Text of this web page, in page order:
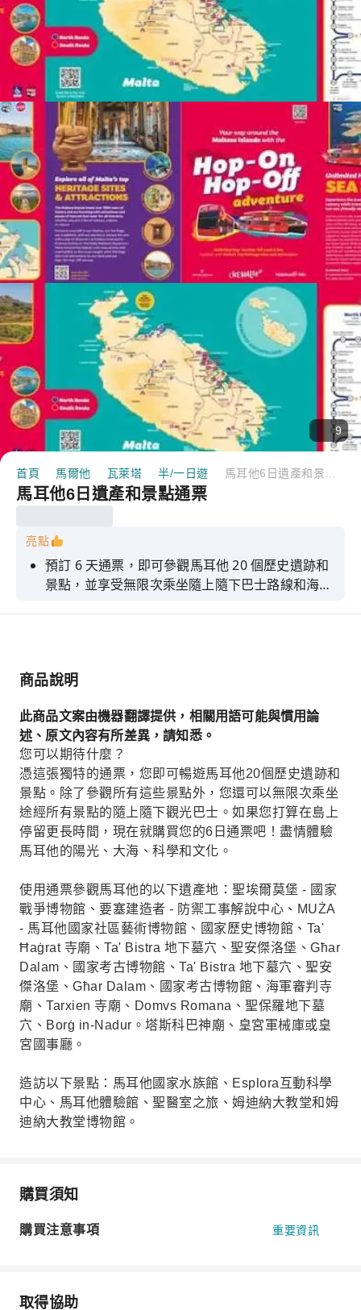
9
首頁 馬爾他 瓦萊塔 半/一日遊
馬耳他6日遺產和景點通票
亮點
預訂 6 天通票，即可參觀馬耳他 20 個歷史遺跡和
景點，並享受無限次乘坐隨上隨下巴士路線和海港
商品說明
此商品文案由機器翻譯提供，相關用語可能與慣用論
述、原文內容有所差異，請知悉。
您可以期待什麼？
憑這張獨特的通票，您即可暢遊馬耳他20個歷史遺跡和
景點。除了參觀所有這些景點外，您還可以無限次乘坐
途經所有景點的隨上隨下觀光巴士。如果您打算在島上
停留更長時間，現在就購買您的6日通票吧！盡情體驗
馬耳他的陽光、大海、科學和文化。
使用通票參觀馬耳他的以下遺產地：聖埃爾莫堡 - 國家
戰爭博物館、要塞建造者 - 防禦工事解說中心、MUŻA
- 馬耳他國家社區藝術博物館、國家歷史博物館、Ta'
Ħaġrat 寺廟、Ta' Bistra 地下墓穴、聖安傑洛堡、Għar
Dalam、國家考古博物館、Ta' Bistra 地下墓穴、聖安
傑洛堡、Għar Dalam、國家考古博物館、海軍審判寺
廟、Tarxien 寺廟、Domvs Romana、聖保羅地下墓
穴、Borġ in-Nadur。塔斯科巴神廟、皇宮軍械庫或皇
宮國事廳。
造訪以下景點：馬耳他國家水族館、Esplora互動科學
中心、馬耳他體驗館、聖醫室之旅、姆迪納大教堂和姆
迪納大教堂博物館。
購買須知
購買注意事項 重要資訊
取得協助